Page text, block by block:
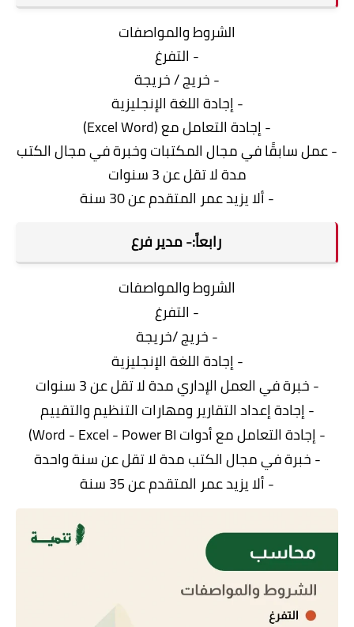
الشروط والمواصفات
- التفرغ
- خريج / خريجة
- إجادة اللغة الإنجليزية
- إجادة التعامل مع (Excel Word)
- عمل سابقًا في مجال المكتبات وخبرة في مجال الكتب
مدة لا تقل عن 3 سنوات
- ألا يزيد عمر المتقدم عن 30 سنة
رابعاً:- مدير فرع
الشروط والمواصفات
- التفرغ
- خريج /خريجة
- إجادة اللغة الإنجليزية
- خبرة في العمل الإداري مدة لا تقل عن 3 سنوات
- إجادة إعداد التقارير ومهارات التنظيم والتقييم
- إجادة التعامل مع أدوات Word - Excel - Power BI)
- خبرة في مجال الكتب مدة لا تقل عن سنة واحدة
- ألا يزيد عمر المتقدم عن 35 سنة